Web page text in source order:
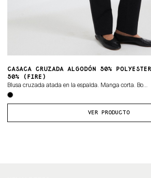
CASACA CRUZADA ALGODÓN 50% POLYESTER
50% (FIRE)
Blusa cruzada atada en la espalda. Manga corta. Bo...
VER PRODUCTO